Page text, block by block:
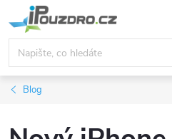
na
obsah
Blog